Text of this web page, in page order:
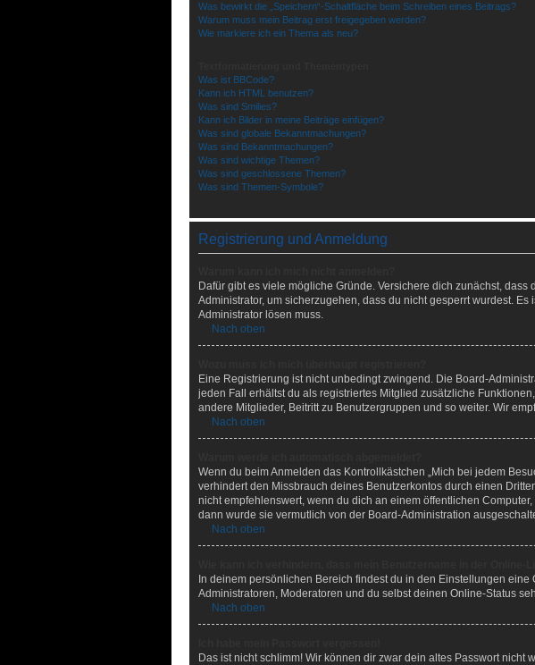
Was bewirkt die „Speichern“-Schaltfläche beim Schreiben eines Beitrags?
Warum muss mein Beitrag erst freigegeben werden?
Wie markiere ich ein Thema als neu?
Was ist BBCode?
Kann ich HTML benutzen?
Was sind Smilies?
Kann ich Bilder in meine Beiträge einfügen?
Was sind globale Bekanntmachungen?
Was sind Bekanntmachungen?
Was sind wichtige Themen?
Was sind geschlossene Themen?
Was sind Themen-Symbole?
Registrierung und Anmeldung
Dafür gibt es viele mögliche Gründe. Versichere dich zunächst,
Administrator, um sicherzugehen, dass du nicht gesperrt wurdest.
Administrator lösen muss.
Nach oben
Eine Registrierung ist nicht unbedingt zwingend. Die Board-
jeden Fall erhältst du als registriertes Mitglied zusätzliche
andere Mitglieder, Beitritt zu Benutzergruppen und so weiter. Wir
Nach oben
Wenn du beim Anmelden das Kontrollkästchen „Mich bei jedem
verhindert den Missbrauch deines Benutzerkontos durch einen
nicht empfehlenswert, wenn du dich an einem öffentlichen
dann wurde sie vermutlich von der Board-Administration
Nach oben
In deinem persönlichen Bereich findest du in den Einstellungen
Administratoren, Moderatoren und du selbst deinen Online-Status
Nach oben
Das ist nicht schlimm! Wir können dir zwar dein altes Passwort